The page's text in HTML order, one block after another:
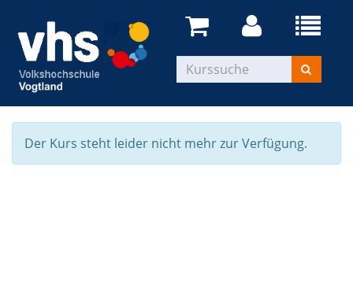
Der Kurs steht leider nicht mehr zur Verfügung.